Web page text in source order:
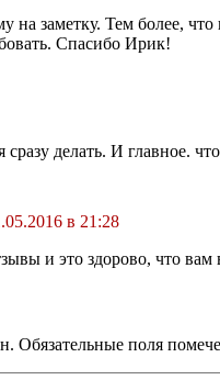
на заметку. Тем более,
Спасибо Ирик!
делать. И главное.
в 21:28
и это здорово, что вам
Обязательные поля